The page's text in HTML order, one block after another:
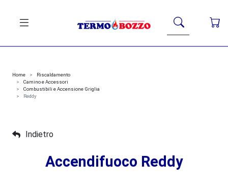
Home
Riscaldamento
Camino e Accessori
Combustibili e Accensione Griglia
Reddy
Indietro
Accendifuoco Reddy